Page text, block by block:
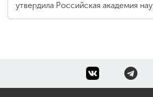
утвердила Российская академия